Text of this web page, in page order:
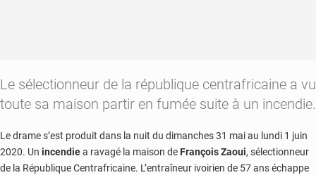
Le sélectionneur de la république centrafricaine a vu
toute sa maison partir en fumée suite à un incendie.
Le drame s’est produit dans la nuit du dimanches 31 mai au lundi 1 juin
2020. Un incendiea ravagé la maison de François Zaoui, sélectionneur
de la République Centrafricaine. L’entraîneur ivoirien de 57 ans échappe